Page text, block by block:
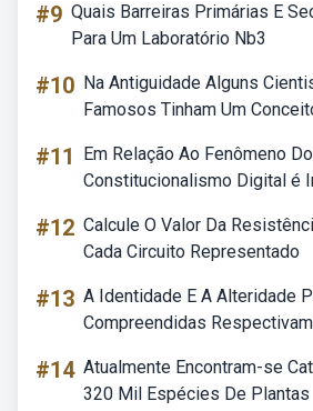
#9 Quais Barreiras Primárias E
Para Um Laboratório Nb3
#10 Na Antiguidade Alguns
Famosos Tinham Um
#11
Em Relação Ao Fenômeno Do
Constitucionalismo Digital é
#12 Calcule O Valor Da
Cada Circuito Representado
#13 A Identidade E A Alteridade
Compreendidas
#14 Atualmente Encontram-se
320 Mil Espécies De Plantas